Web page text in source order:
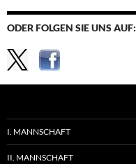
ODER FOLGEN SIE UNS AUF:
I. MANNSCHAFT
II. MANNSCHAFT